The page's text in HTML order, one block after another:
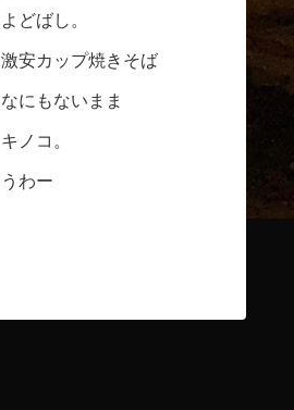
よどばし。
激安カップ焼きそば
なにもないまま
キノコ。
うわー